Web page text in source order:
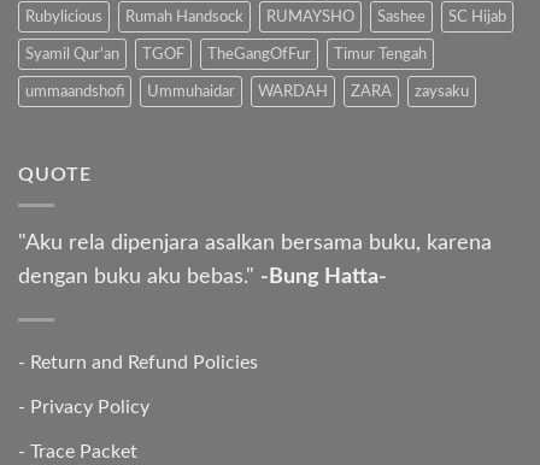
Rubylicious Rumah Handsock RUMAYSHO Sashee SC Hijab
Syamil Qur'an TGOF TheGangOfFur Timur Tengah
ummaandshofi Ummuhaidar WARDAH ZARA zaysaku
QUOTE
"Aku rela dipenjara asalkan bersama buku, karena
dengan buku aku bebas." -Bung Hatta-
- Return and Refund Policies
- Privacy Policy
- Trace Packet